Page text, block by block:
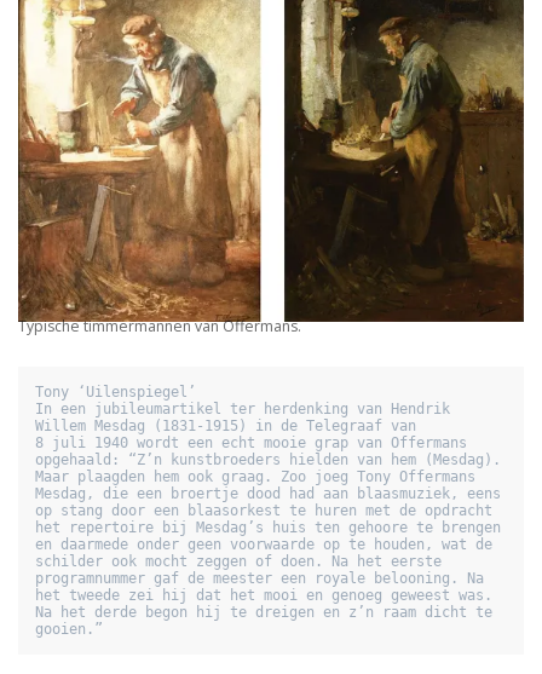
Typische timmermannen van Offermans.
Tony ‘Uilenspiegel’
In een jubileumartikel ter herdenking van Hendrik
Willem Mesdag (1831-1915) in de Telegraaf van
8 juli 1940 wordt een echt mooie grap van Offermans
opgehaald: “Z’n kunstbroeders hielden van hem (Mesdag).
Maar plaagden hem ook graag. Zoo joeg Tony Offermans
Mesdag, die een broertje dood had aan blaasmuziek, eens
op stang door een blaasorkest te huren met de opdracht
het repertoire bij Mesdag’s huis ten gehoore te brengen
en daarmede onder geen voorwaarde op te houden, wat de
schilder ook mocht zeggen of doen. Na het eerste
programnummer gaf de meester een royale belooning. Na
het tweede zei hij dat het mooi en genoeg geweest was.
Na het derde begon hij te dreigen en z’n raam dicht te
gooien.”